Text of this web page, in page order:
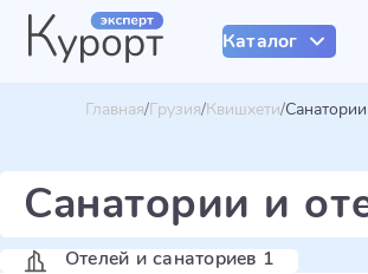
Каталог
Главная Грузия Квишхети
Санатории и
Отелей и санаториев 1